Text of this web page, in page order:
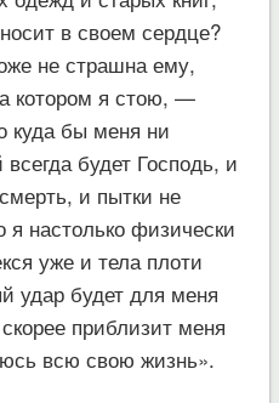
в своем сердце?
не страшна ему,
котором я стою, —
куда бы меня ни
будет Господь, и
и пытки не
я настолько физически
уже и тела плоти
удар будет для меня
приблизит меня
всю свою жизнь».